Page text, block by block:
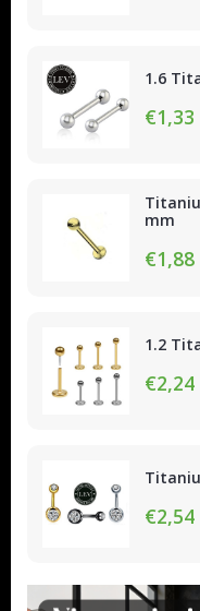
1.6
€1,33
mm
€1,88
1.2
€2,24
€2,54